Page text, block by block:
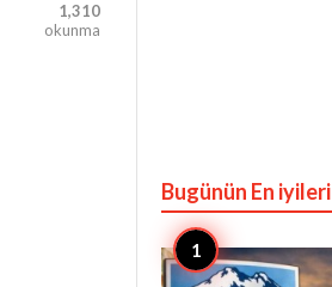
1,310
okunma
Bugünün En iyileri